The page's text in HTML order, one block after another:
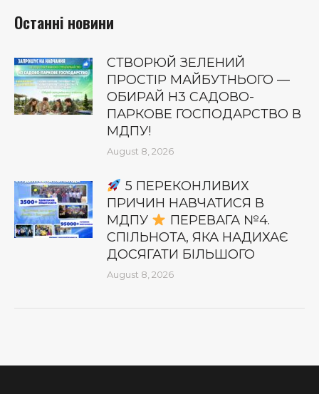
Останні новини
СТВОРЮЙ ЗЕЛЕНИЙ
ПРОСТІР МАЙБУТНЬОГО —
ОБИРАЙ Н3 САДОВО-
ПАРКОВЕ ГОСПОДАРСТВО В
МДПУ!
August 8, 2026
5 ПЕРЕКОНЛИВИХ
ПРИЧИН НАВЧАТИСЯ В
МДПУ
ПЕРЕВАГА №4.
СПІЛЬНОТА, ЯКА НАДИХАЄ
ДОСЯГАТИ БІЛЬШОГО
August 8, 2026